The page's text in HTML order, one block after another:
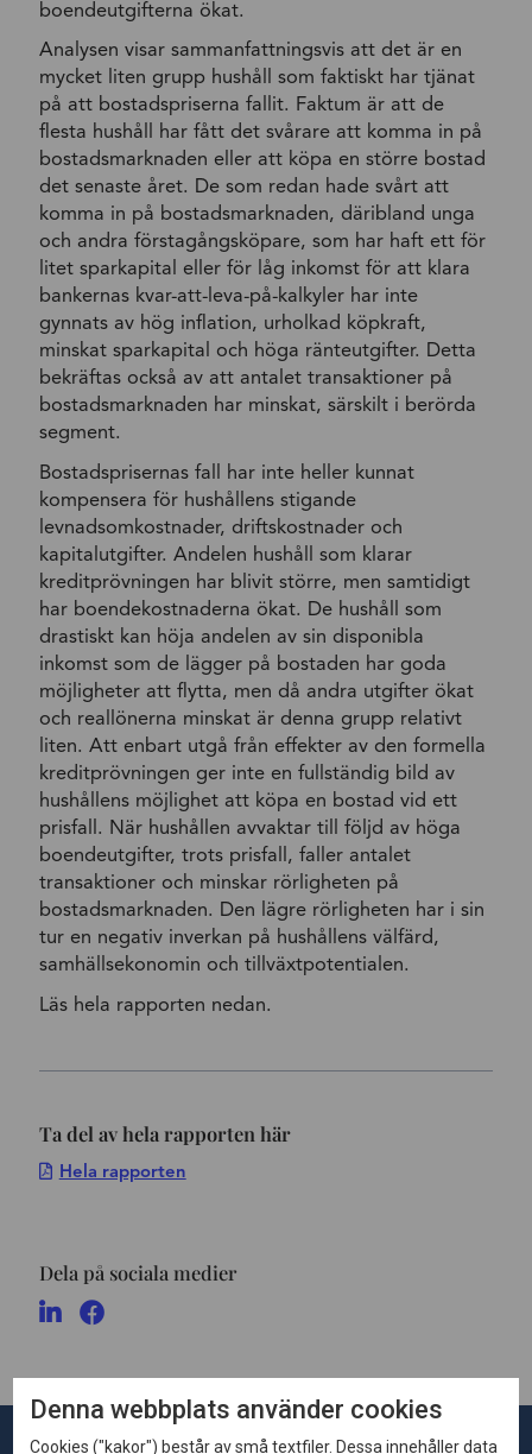
boendeutgifterna ökat.
Analysen visar sammanfattningsvis att det är en
mycket liten grupp hushåll som faktiskt har tjänat
på att bostadspriserna fallit. Faktum är att de
flesta hushåll har fått det svårare att komma in på
bostadsmarknaden eller att köpa en större bostad
det senaste året. De som redan hade svårt att
komma in på bostadsmarknaden, däribland unga
och andra förstagångsköpare, som har haft ett för
litet sparkapital eller för låg inkomst för att klara
bankernas kvar-att-leva-på-kalkyler har inte
gynnats av hög inflation, urholkad köpkraft,
minskat sparkapital och höga ränteutgifter. Detta
bekräftas också av att antalet transaktioner på
bostadsmarknaden har minskat, särskilt i berörda
segment.
Bostadsprisernas fall har inte heller kunnat
kompensera för hushållens stigande
levnadsomkostnader, driftskostnader och
kapitalutgifter. Andelen hushåll som klarar
kreditprövningen har blivit större, men samtidigt
har boendekostnaderna ökat. De hushåll som
drastiskt kan höja andelen av sin disponibla
inkomst som de lägger på bostaden har goda
möjligheter att flytta, men då andra utgifter ökat
och reallönerna minskat är denna grupp relativt
liten. Att enbart utgå från effekter av den formella
kreditprövningen ger inte en fullständig bild av
hushållens möjlighet att köpa en bostad vid ett
prisfall. När hushållen avvaktar till följd av höga
boendeutgifter, trots prisfall, faller antalet
transaktioner och minskar rörligheten på
bostadsmarknaden. Den lägre rörligheten har i sin
tur en negativ inverkan på hushållens välfärd,
samhällsekonomin och tillväxtpotentialen.
Läs hela rapporten nedan.
Ta del av hela rapporten här
Hela rapporten
Dela på sociala medier
Denna webbplats använder cookies
Cookies ("kakor") består av små textfiler. Dessa innehåller data